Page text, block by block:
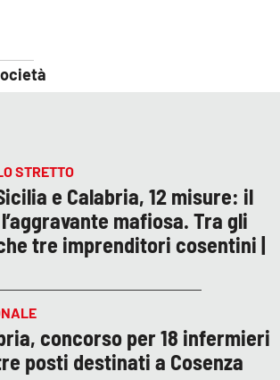
STRETTO
e Calabria, 12 misure: il
mafiosa. Tra gli
tre imprenditori cosentini |
concorso per 18 infermieri
posti destinati a Cosenza